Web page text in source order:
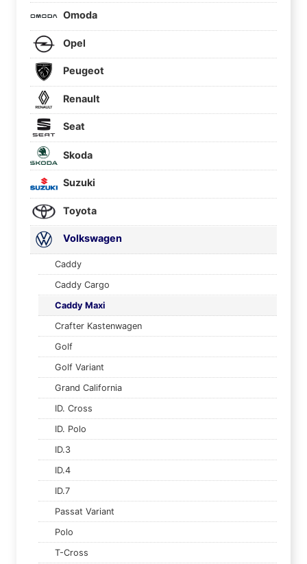
Omoda
Opel
Peugeot
Renault
Seat
Skoda
Suzuki
Toyota
Volkswagen
Caddy
Caddy Cargo
Caddy Maxi
Crafter Kastenwagen
Golf
Golf Variant
Grand California
ID. Cross
ID. Polo
ID.3
ID.4
ID.7
Passat Variant
Polo
T-Cross